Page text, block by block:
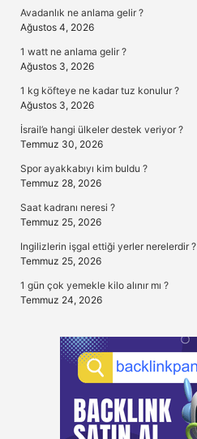
Avadanlık ne anlama gelir ?
Ağustos 4, 2026
1 watt ne anlama gelir ?
Ağustos 3, 2026
1 kg köfteye ne kadar tuz konulur ?
Ağustos 3, 2026
İsrail’e hangi ülkeler destek veriyor ?
Temmuz 30, 2026
Spor ayakkabıyı kim buldu ?
Temmuz 28, 2026
Saat kadranı neresi ?
Temmuz 25, 2026
Ingilizlerin işgal ettiği yerler nerelerdir ?
Temmuz 25, 2026
1 gün çok yemekle kilo alınır mı ?
Temmuz 24, 2026